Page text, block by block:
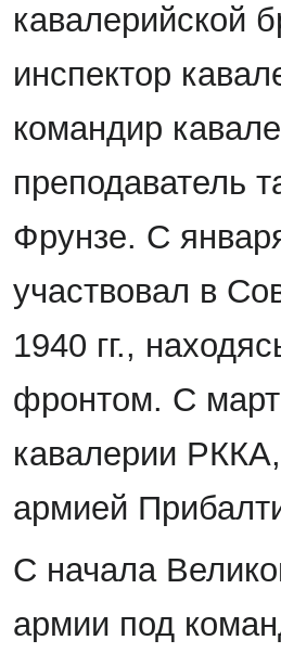
кавалерийской
инспектор
командир
преподаватель
Фрунзе. С
участвовал в
1940 гг.,
фронтом. С
кавалерии
армией
С начала
армии под